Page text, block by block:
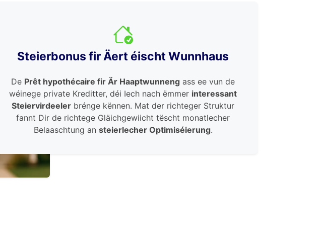
Steierbonus fir Äert éischt Wunnhaus
De Prêt hypothécaire fir Är Haaptwunneng ass ee vun de
wéinege private Kreditter, déi Iech nach ëmmer interessant
Steiervirdeeler brénge kënnen. Mat der richteger Struktur
fannt Dir de richtege Gläichgewiicht tëscht monatlecher
Belaaschtung an steierlecher Optimiséierung.